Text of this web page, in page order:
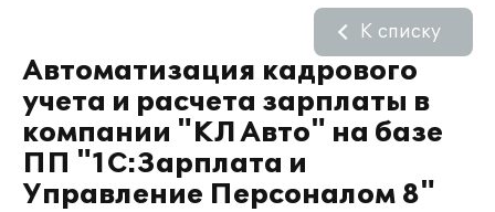
Автоматизация кадрового
учета и расчета зарплаты в
компании "КЛ Авто" на базе
ПП "1С:Зарплата и
Управление Персоналом 8"
К списку